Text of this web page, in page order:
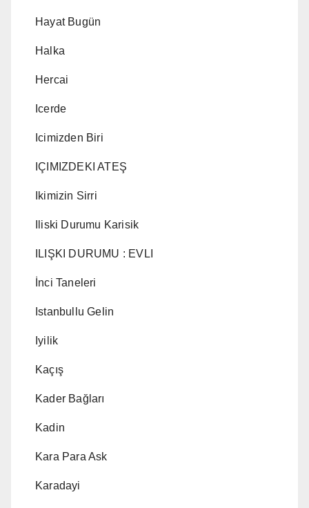
Hayat Bugün
Halka
Hercai
Icerde
Icimizden Biri
IÇIMIZDEKI ATEŞ
Ikimizin Sirri
Iliski Durumu Karisik
ILIŞKI DURUMU : EVLI
İnci Taneleri
Istanbullu Gelin
Iyilik
Kaçış
Kader Bağları
Kadin
Kara Para Ask
Karadayi